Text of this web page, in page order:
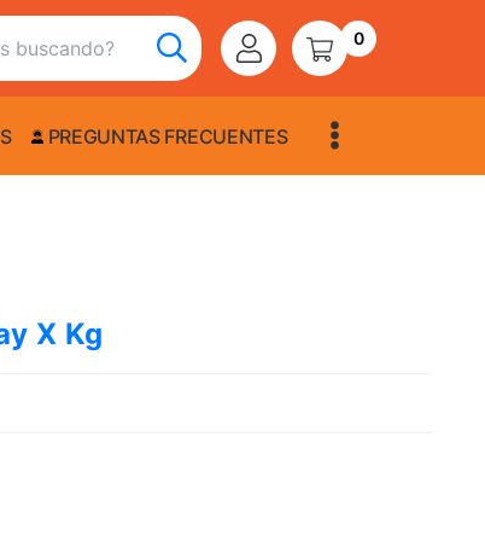
0
PREGUNTAS FRECUENTES
X Kg